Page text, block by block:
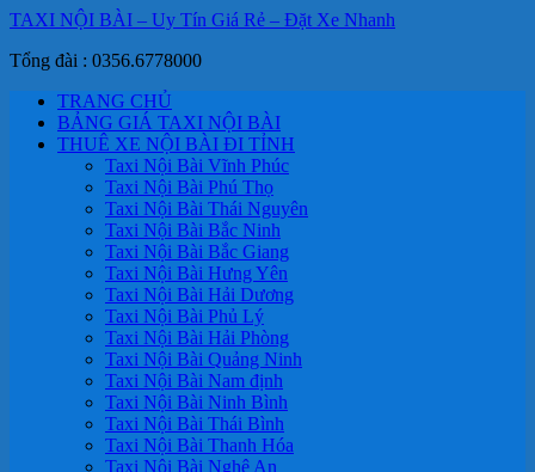
TAXI NỘI BÀI – Uy Tín Giá Rẻ – Đặt Xe Nhanh
Tổng đài : 0356.6778000
TRANG CHỦ
BẢNG GIÁ TAXI NỘI BÀI
THUÊ XE NỘI BÀI ĐI TỈNH
Taxi Nội Bài Vĩnh Phúc
Taxi Nội Bài Phú Thọ
Taxi Nội Bài Thái Nguyên
Taxi Nội Bài Bắc Ninh
Taxi Nội Bài Bắc Giang
Taxi Nội Bài Hưng Yên
Taxi Nội Bài Hải Dương
Taxi Nội Bài Phủ Lý
Taxi Nội Bài Hải Phòng
Taxi Nội Bài Quảng Ninh
Taxi Nội Bài Nam định
Taxi Nội Bài Ninh Bình
Taxi Nội Bài Thái Bình
Taxi Nội Bài Thanh Hóa
Taxi Nội Bài Nghệ An